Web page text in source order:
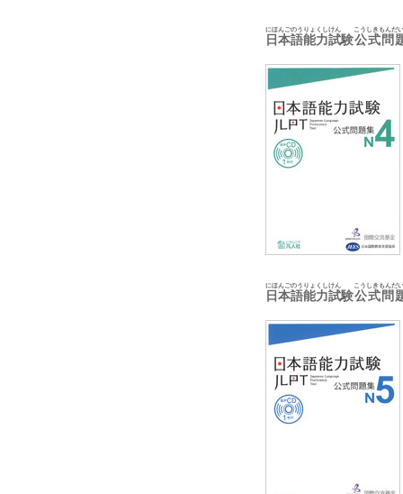
日本語能力試験
にほんごのうりょくしけん
公式問
こうしきもんだ
日本語能力試験
にほんごのうりょくしけん
公式問
こうしきもんだ